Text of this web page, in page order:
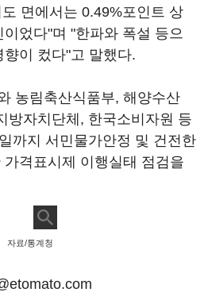
면에서는 0.49%포인트 상
었다"며 "한파와 폭설 등으
이 컸다"고 말했다.
농림축산식품부, 해양수산
방자치단체, 한국소비자원 등
까지 서민물가안정 및 건전한
격표시제 이행실태 점검을
자료/통계청